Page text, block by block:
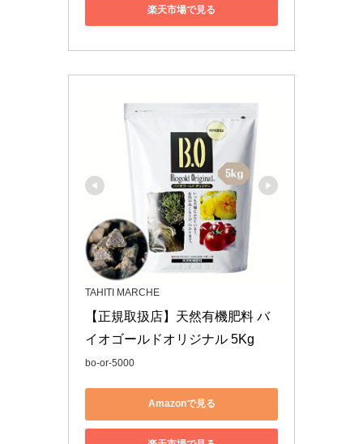
楽天市場で見る
TAHITI MARCHE
【正規取扱店】天然有機肥料 バ
イオゴールドオリジナル 5Kg
bo-or-5000
Amazonで見る